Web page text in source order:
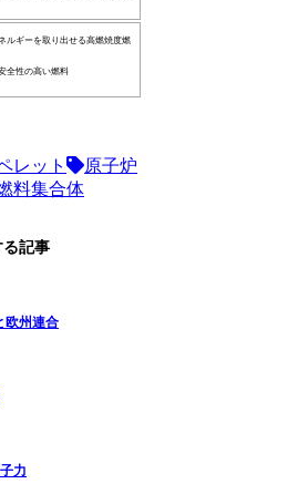
ルギーを取り出せる高燃焼度燃
全性の高い燃料
レット
原子炉
料集合体
記事
欧州連合
力